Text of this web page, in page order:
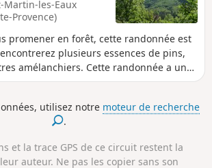
Martin-les-Eaux
Provence)
promener en forêt, cette randonnée est
plusieurs essences de pins,
amélanchiers. Cette randonnée a une
circuit à l'ombre, vous pouvez
utilisez notre moteur de recherche
.
et la trace GPS de ce circuit restent la
auteur. Ne pas les copier sans son